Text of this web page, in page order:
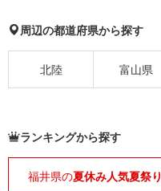
周辺の都道府県から探す
北陸 富山県
ランキングから探す
福井県の夏休み人気夏祭り